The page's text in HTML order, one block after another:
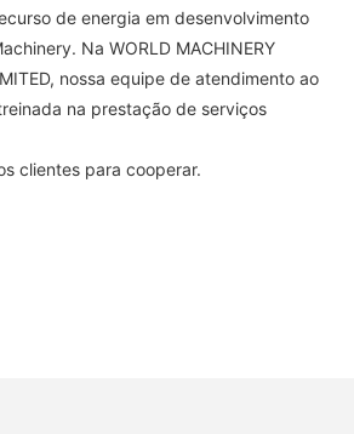
de energia em desenvolvimento
Na WORLD MACHINERY
nossa equipe de atendimento ao
na prestação de serviços
clientes para cooperar.